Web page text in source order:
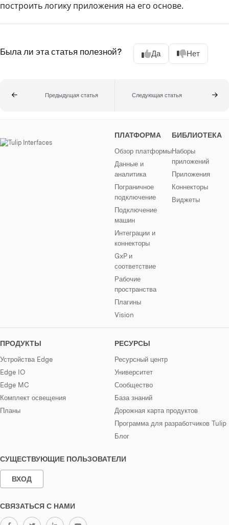
построить логику приложения на его основе.
Была ли эта статья полезной? Да Нет
Предыдущая статья Следующая статья
ПЛАТФОРМА
Обзор платформы
Данные и
аналитика
Пограничное
подключение
Подключение
машин
Интеграции и
коннекторы
GxP и
соответствие
Рабочие
пространства
Плагины
Vision
БИБЛИОТЕКА
Наборы
приложений
Приложения
Коннекторы
Виджеты
ПРОДУКТЫ
Устройства Edge
Edge IO
Edge MC
Комплект освещения
Планы
РЕСУРСЫ
Ресурсный центр
Университет
Сообщество
База знаний
Дорожная карта продуктов
Программа для разработчиков Tulip
Блог
СУЩЕСТВУЮЩИЕ ПОЛЬЗОВАТЕЛИ
ВХОД
СВЯЗАТЬСЯ С НАМИ